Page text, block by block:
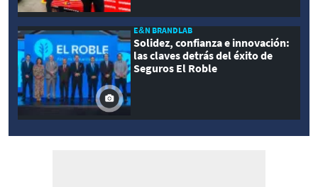
E&N BRANDLAB
Solidez, confianza e innovación:
las claves detrás del éxito de
Seguros El Roble